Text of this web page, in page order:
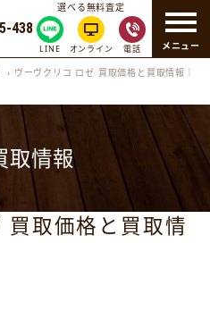
メニュー
438
選べる無料査定
LINE オンライン 電話
› ヴーヴクリコ ロゼ 買取価格と買取情報｜
取情報
取価格と買取情